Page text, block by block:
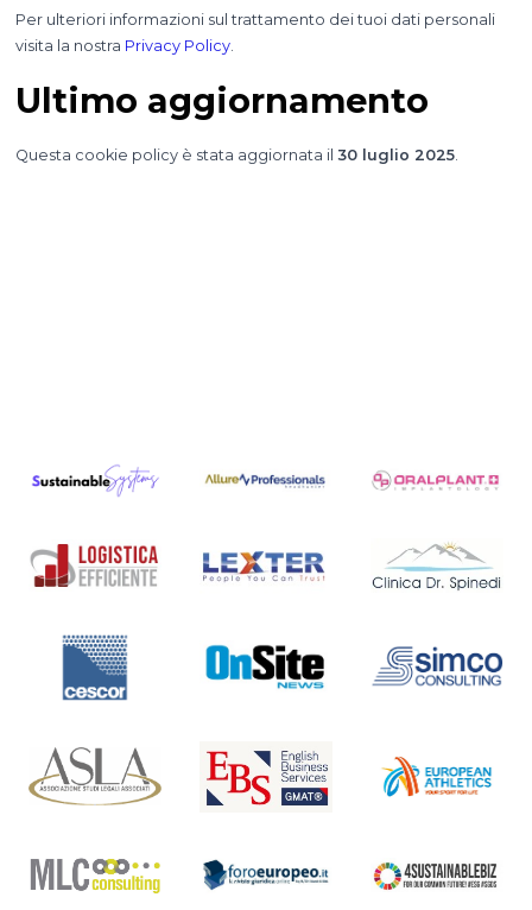
Per ulteriori informazioni sul trattamento dei tuoi dati personali
visita la nostra Privacy Policy.
Ultimo aggiornamento
Questa cookie policy è stata aggiornata il 30 luglio 2025.